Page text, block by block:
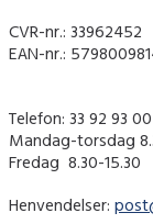
CVR-nr.: 33962452
EAN-nr.:
Telefon: 33 92 93 00
Mandag-torsdag
Fredag ​ 8.30-15.30
Henvendelser: